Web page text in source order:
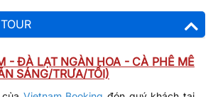
- ĐÀ LẠT NGÀN HOA - CÀ PHÊ MÊ
SÁNG/TRƯA/TỐI)